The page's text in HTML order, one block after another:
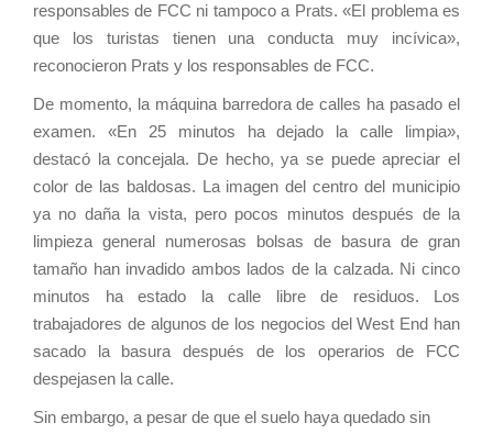
responsables de FCC ni tampoco a Prats. «El problema es
que los turistas tienen una conducta muy incívica»,
reconocieron Prats y los responsables de FCC.
De momento, la máquina barredora de calles ha pasado el
examen. «En 25 minutos ha dejado la calle limpia»,
destacó la concejala. De hecho, ya se puede apreciar el
color de las baldosas. La imagen del centro del municipio
ya no daña la vista, pero pocos minutos después de la
limpieza general numerosas bolsas de basura de gran
tamaño han invadido ambos lados de la calzada. Ni cinco
minutos ha estado la calle libre de residuos. Los
trabajadores de algunos de los negocios del West End han
sacado la basura después de los operarios de FCC
despejasen la calle.
Sin embargo, a pesar de que el suelo haya quedado sin